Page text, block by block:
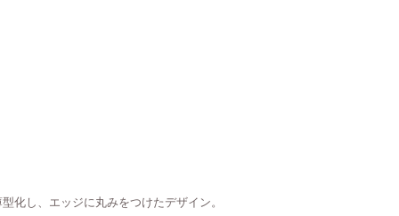
化し、エッジに丸みをつけたデザイン。